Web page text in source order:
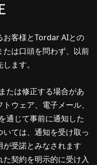
お客様とTordar AIとの
は口頭を問わず、以前
ます。
たは修正する場合があ
ウェア、電子メール、
通じて事前に通知した
ては、通知を受け取っ
受諾とみなされます
契約を明示的に受け入